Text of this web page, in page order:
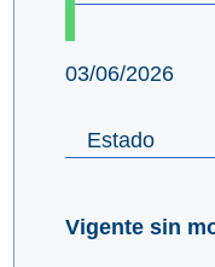
03/06/2026
Estado
Vigente sin